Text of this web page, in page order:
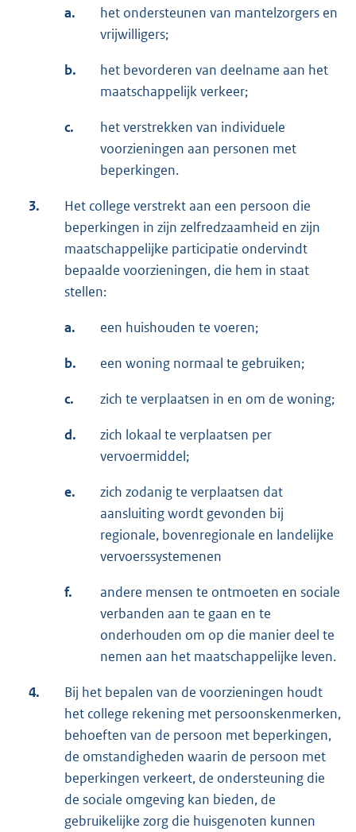
a.
het ondersteunen van mantelzorgers en
vrijwilligers;
b.
het bevorderen van deelname aan het
maatschappelijk verkeer;
c.
het verstrekken van individuele
voorzieningen aan personen met
beperkingen.
3.
Het college verstrekt aan een persoon die
beperkingen in zijn zelfredzaamheid en zijn
maatschappelijke participatie ondervindt
bepaalde voorzieningen, die hem in staat
stellen:
a. een huishouden te voeren;
b. een woning normaal te gebruiken;
c. zich te verplaatsen in en om de woning;
d.
zich lokaal te verplaatsen per
vervoermiddel;
e.
zich zodanig te verplaatsen dat
aansluiting wordt gevonden bij
regionale, bovenregionale en landelijke
vervoerssystemenen
f.
andere mensen te ontmoeten en sociale
verbanden aan te gaan en te
onderhouden om op die manier deel te
nemen aan het maatschappelijke leven.
4.
Bij het bepalen van de voorzieningen houdt
het college rekening met persoonskenmerken,
behoeften van de persoon met beperkingen,
de omstandigheden waarin de persoon met
beperkingen verkeert, de ondersteuning die
de sociale omgeving kan bieden, de
gebruikelijke zorg die huisgenoten kunnen